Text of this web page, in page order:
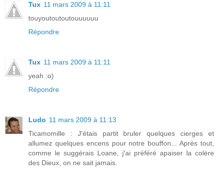
Tux 11 mars 2009 à 11:11
touyoutoutoutouuuuuu
Répondre
Tux 11 mars 2009 à 11:11
yeah :o)
Répondre
Ludo 11 mars 2009 à 11:13
Ticamomille : J'étais partit bruler quelques cierges et
allumez quelques encens pour notre bouffon... Après tout,
comme le suggérais Loane, j'ai préféré apaiser la colère
des Dieux, on ne sait jamais.